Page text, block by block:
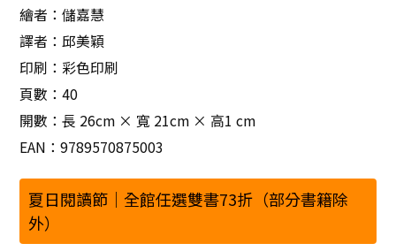
繪者：儲嘉慧
譯者：邱美穎
印刷：彩色印刷
頁數：40
開數：長 26cm × 寬 21cm × 高1 cm
EAN：9789570875003
夏日閱讀節｜全館任選雙書73折（部分書籍除
外）